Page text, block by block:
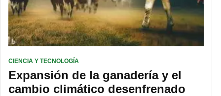
CIENCIA Y TECNOLOGÍA
Expansión de la ganadería y el
cambio climático desenfrenado